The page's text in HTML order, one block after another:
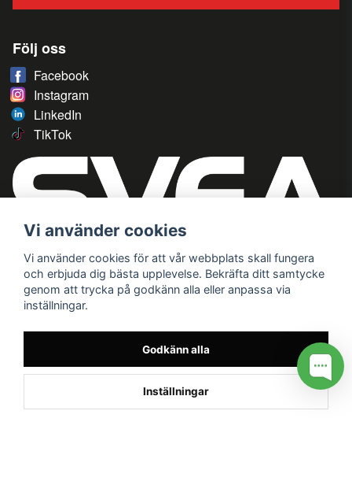
Följ oss
Facebook
Instagram
LinkedIn
TikTok
Vi använder cookies
Vi använder cookies för att vår webbplats skall fungera
och erbjuda dig bästa upplevelse. Bekräfta ditt samtycke
genom att trycka på godkänn alla eller anpassa via
inställningar.
Godkänn alla
Inställningar